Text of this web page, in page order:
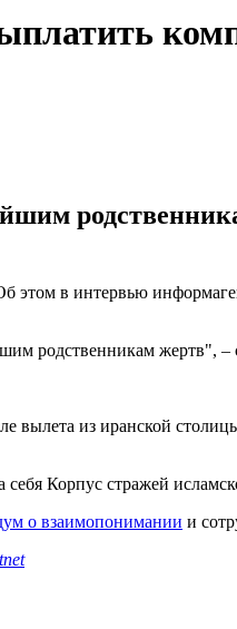
этом в интервью
родственникам жертв", –
вылета из иранской
себя Корпус стражей
о взаимопонимании и